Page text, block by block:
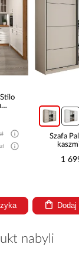
Szafa
1
nabyli